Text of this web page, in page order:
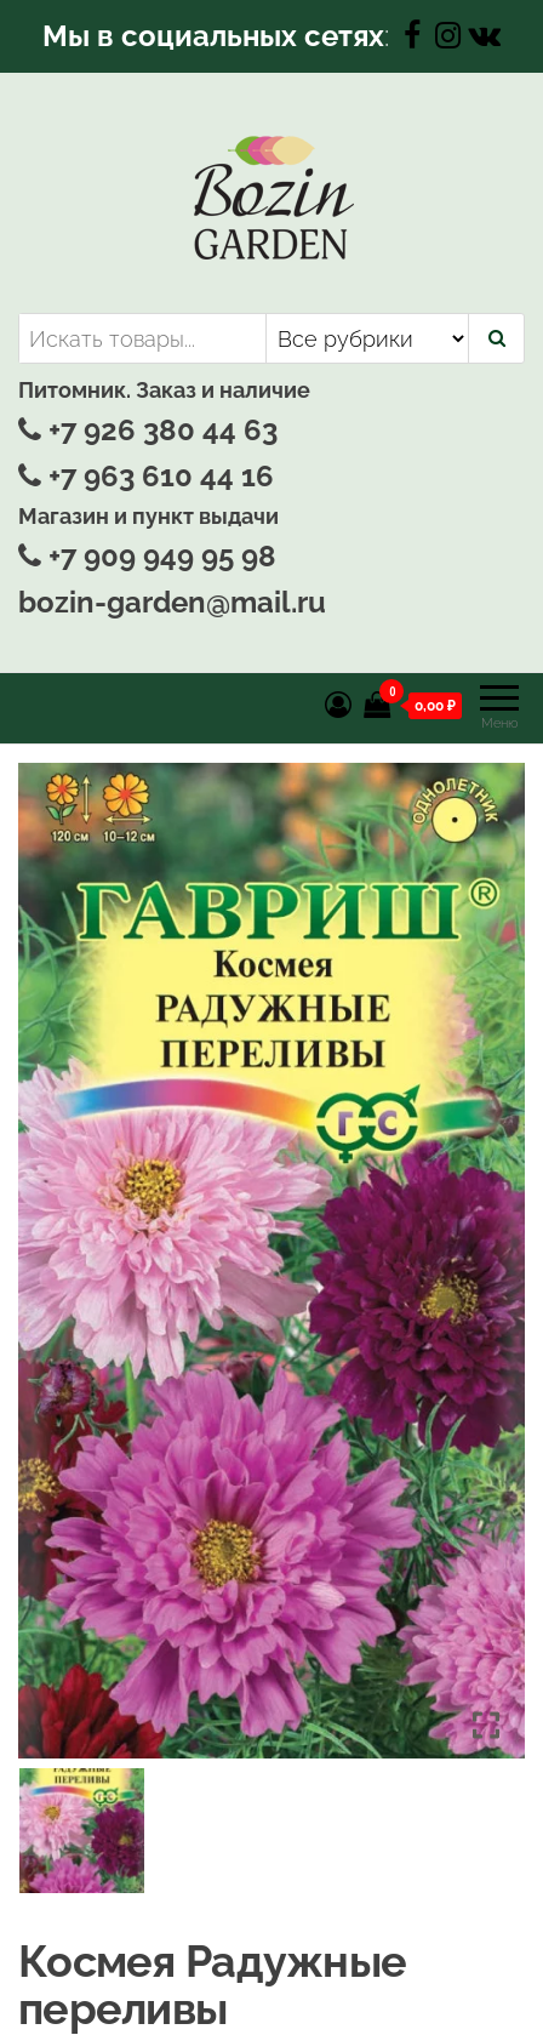
Мы в социальных сетях:
Bozin-Garden | Садовый центр
Садовый центр, Растения
для вашего сада
Питомник. Заказ и наличие
+7 926 380 44 63
+7 963 610 44 16
Магазин и пункт выдачи
+7 909 949 95 98
bozin-garden@mail.ru
Меню
0
0,00 ₽
Космея Радужные
переливы